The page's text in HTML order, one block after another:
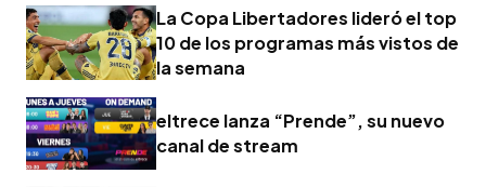
La Copa Libertadores lideró el top
10 de los programas más vistos de
la semana
eltrece lanza “Prende”, su nuevo
canal de stream